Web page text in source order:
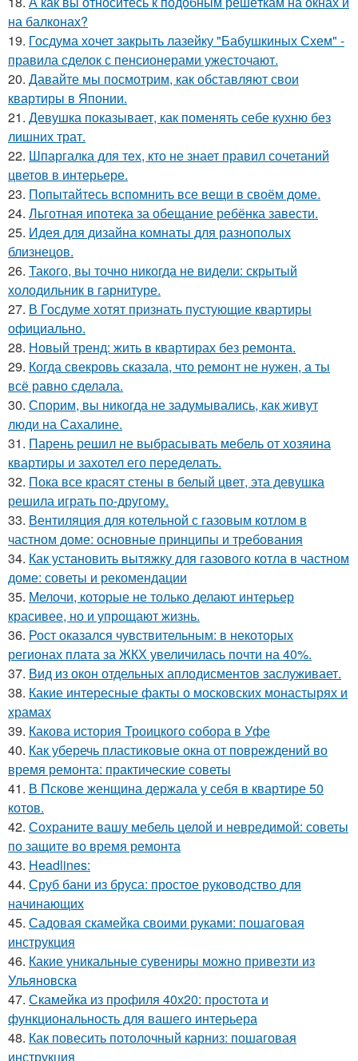
на балконах?
19. Госдума хочет закрыть лазейку "Бабушкиных Схем" -
правила сделок с пенсионерами ужесточают.
20. Давайте мы посмотрим, как обставляют свои
квартиры в Японии.
21. Девушка показывает, как поменять себе кухню без
лишних трат.
22. Шпаргалка для тех, кто не знает правил сочетаний
цветов в интерьере.
23. Попытайтесь вспомнить все вещи в своём доме.
24. Льготная ипотека за обещание ребёнка завести.
25. Идея для дизайна комнаты для разнополых
близнецов.
26. Такого, вы точно никогда не видели: скрытый
холодильник в гарнитуре.
27. В Госдуме хотят признать пустующие квартиры
официально.
28. Новый тренд: жить в квартирах без ремонта.
29. Когда свекровь сказала, что ремонт не нужен, а ты
всё равно сделала.
30. Спорим, вы никогда не задумывались, как живут
люди на Сахалине.
31. Парень решил не выбрасывать мебель от хозяина
квартиры и захотел его переделать.
32. Пока все красят стены в белый цвет, эта девушка
решила играть по-другому.
33. Вентиляция для котельной с газовым котлом в
частном доме: основные принципы и требования
34. Как установить вытяжку для газового котла в частном
доме: советы и рекомендации
35. Мелочи, которые не только делают интерьер
красивее, но и упрощают жизнь.
36. Рост оказался чувствительным: в некоторых
регионах плата за ЖКХ увеличилась почти на 40%.
37. Вид из окон отдельных аплодисментов заслуживает.
38. Какие интересные факты о московских монастырях и
храмах
39. Какова история Троицкого собора в Уфе
40. Как уберечь пластиковые окна от повреждений во
время ремонта: практические советы
41. В Пскове женщина держала у себя в квартире 50
котов.
42. Сохраните вашу мебель целой и невредимой: советы
по защите во время ремонта
43. Headlines:
44. Сруб бани из бруса: простое руководство для
начинающих
45. Садовая скамейка своими руками: пошаговая
инструкция
46. Какие уникальные сувениры можно привезти из
Ульяновска
47. Скамейка из профиля 40х20: простота и
функциональность для вашего интерьера
48. Как повесить потолочный карниз: пошаговая
инструкция